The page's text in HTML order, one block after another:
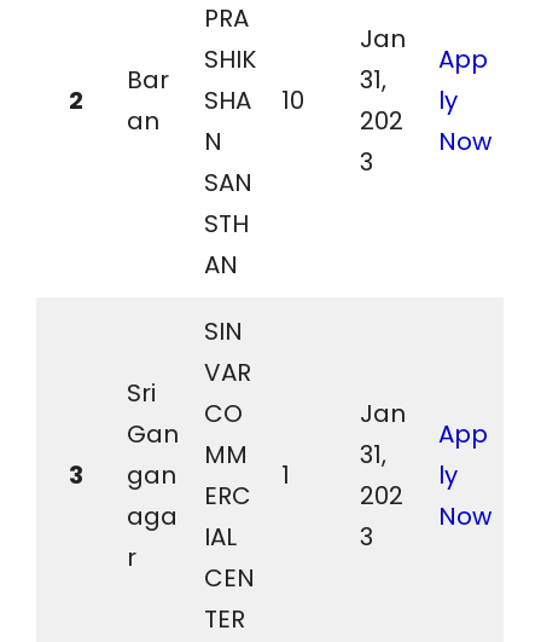
2
Bar
an
PRA
SHIK
SHA
N
SAN
STH
AN
10
Jan
31,
202
3
App
ly
Now
3
Sri
Gan
gan
aga
r
SIN
VAR
CO
MM
ERC
IAL
CEN
TER
1
Jan
31,
202
3
App
ly
Now